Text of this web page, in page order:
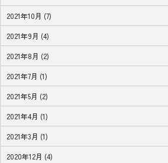
2021年10月 (7)
2021年9月 (4)
2021年8月 (2)
2021年7月 (1)
2021年5月 (2)
2021年4月 (1)
2021年3月 (1)
2020年12月 (4)